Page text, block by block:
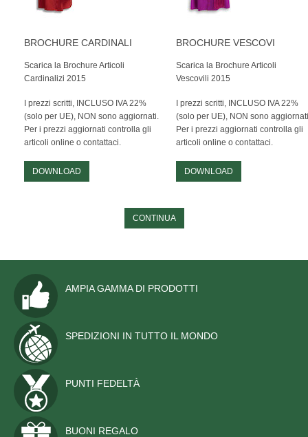
ACCESSORI
EMBLEMI ED ALTRO
MANIFESTAZIONI
MONUMENTI
ORDINI EQUESTRI
TOGHE ED ACCESSORI
BROCHURE CARDINALI BROCHURE VESCOVI
Scarica la Brochure Articoli
Cardinalizi 2015
I prezzi scritti, INCLUSO IVA 22%
(solo per UE), NON sono aggiornati.
Per i prezzi aggiornati controlla gli
articoli online o contattaci.
DOWNLOAD
Scarica la Brochure Articoli
Vescovili 2015
I prezzi scritti, INCLUSO IVA 22%
(solo per UE), NON sono
Per i prezzi aggiornati controlla gli
articoli online o contattaci.
DOWNLOAD
CONTINUA
AMPIA GAMMA DI PRODOTTI
SPEDIZIONI IN TUTTO IL MONDO
PUNTI FEDELTÀ
BUONI REGALO